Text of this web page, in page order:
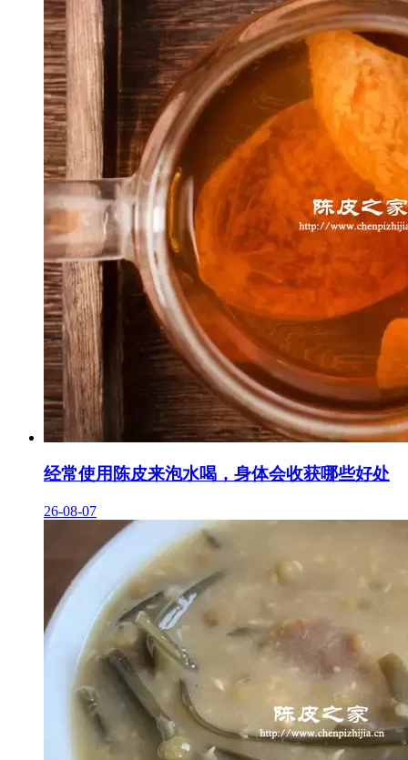
经常使用陈皮来泡水喝，身体会收获哪些好处
26-08-07